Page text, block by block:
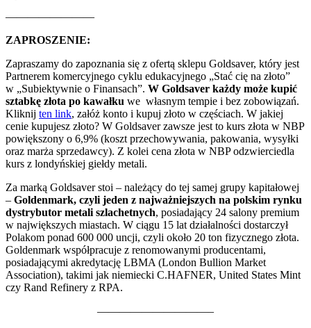
————————
ZAPROSZENIE:
Zapraszamy do zapoznania się z ofertą sklepu Goldsaver, który jest
Partnerem komercyjnego cyklu edukacyjnego „Stać cię na złoto”
w „Subiektywnie o Finansach”. W Goldsaver każdy może kupić
sztabkę złota po kawałku we własnym tempie i bez zobowiązań.
Kliknij ten link, załóż konto i kupuj złoto w częściach. W jakiej
cenie kupujesz złoto? W Goldsaver zawsze jest to kurs złota w NBP
powiększony o 6,9% (koszt przechowywania, pakowania, wysyłki
oraz marża sprzedawcy). Z kolei cena złota w NBP odzwierciedla
kurs z londyńskiej giełdy metali.
Za marką Goldsaver stoi – należący do tej samej grupy kapitałowej
– Goldenmark, czyli jeden z najważniejszych na polskim rynku
dystrybutor metali szlachetnych, posiadający 24 salony premium
w największych miastach. W ciągu 15 lat działalności dostarczył
Polakom ponad 600 000 uncji, czyli około 20 ton fizycznego złota.
Goldenmark współpracuje z renomowanymi producentami,
posiadającymi akredytację LBMA (London Bullion Market
Association), takimi jak niemiecki C.HAFNER, United States Mint
czy Rand Refinery z RPA.
——————————–